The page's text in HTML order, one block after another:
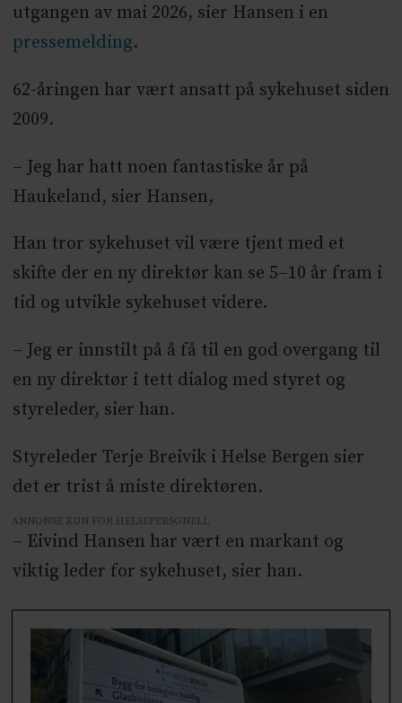
utgangen av mai 2026, sier Hansen i en
pressemelding.
62-åringen har vært ansatt på sykehuset siden
2009.
– Jeg har hatt noen fantastiske år på
Haukeland, sier Hansen,
Han tror sykehuset vil være tjent med et
skifte der en ny direktør kan se 5–10 år fram i
tid og utvikle sykehuset videre.
– Jeg er innstilt på å få til en god overgang til
en ny direktør i tett dialog med styret og
styreleder, sier han.
Styreleder Terje Breivik i Helse Bergen sier
det er trist å miste direktøren.
ANNONSE KUN FOR HELSEPERSONELL
– Eivind Hansen har vært en markant og
viktig leder for sykehuset, sier han.